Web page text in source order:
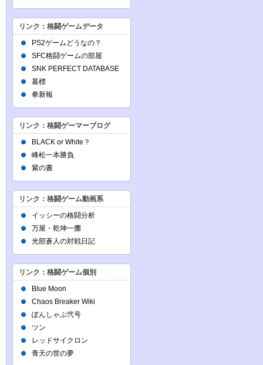
リンク：格闘ゲームデータ
PS2ゲームどうなの？
SFC格闘ゲームの部屋
SNK PERFECT DATABASE
墓標
拳新報
リンク：格闘ゲーマーブログ
BLACK or White？
峰松一本勝負
紫の書
リンク：格闘ゲーム動画系
イッシーの格闘分析
万屋・乾坤一擲
光部蒼人の対戦日記
リンク：格闘ゲーム個別
Blue Moon
Chaos Breaker Wiki
ぽんしゃぶ弐号
ツン
レッドサイクロン
青天の世の夢